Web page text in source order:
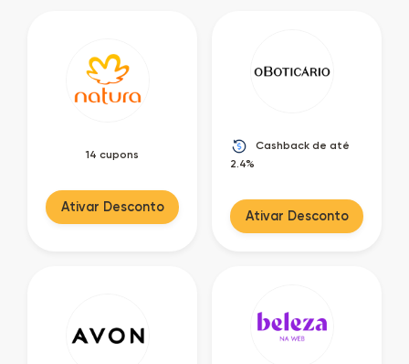
14 cupons
Ativar Desconto
Cashback de até
2.4%
Ativar Desconto